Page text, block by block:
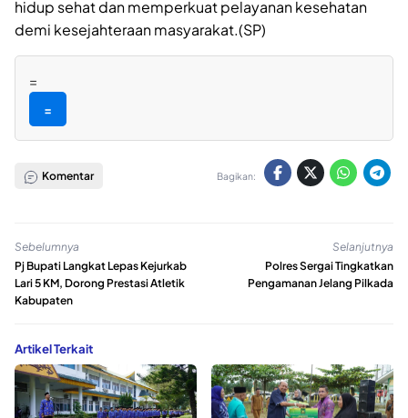
hidup sehat dan memperkuat pelayanan kesehatan
demi kesejahteraan masyarakat.(SP)
=
=
Komentar Bagikan:
Sebelumnya
Pj Bupati Langkat Lepas Kejurkab
Lari 5 KM, Dorong Prestasi Atletik
Kabupaten
Selanjutnya
Polres Sergai Tingkatkan
Pengamanan Jelang Pilkada
Artikel Terkait